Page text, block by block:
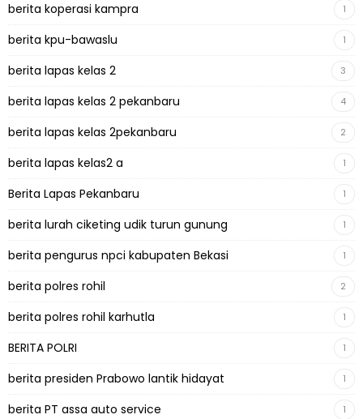
berita koperasi kampra 1
berita kpu-bawaslu 1
berita lapas kelas 2 3
berita lapas kelas 2 pekanbaru 4
berita lapas kelas 2pekanbaru 2
berita lapas kelas2 a 1
Berita Lapas Pekanbaru 1
berita lurah ciketing udik turun gunung 1
berita pengurus npci kabupaten Bekasi 1
berita polres rohil 2
berita polres rohil karhutla 1
BERITA POLRI 1
berita presiden Prabowo lantik hidayat 1
berita PT assa auto service 1